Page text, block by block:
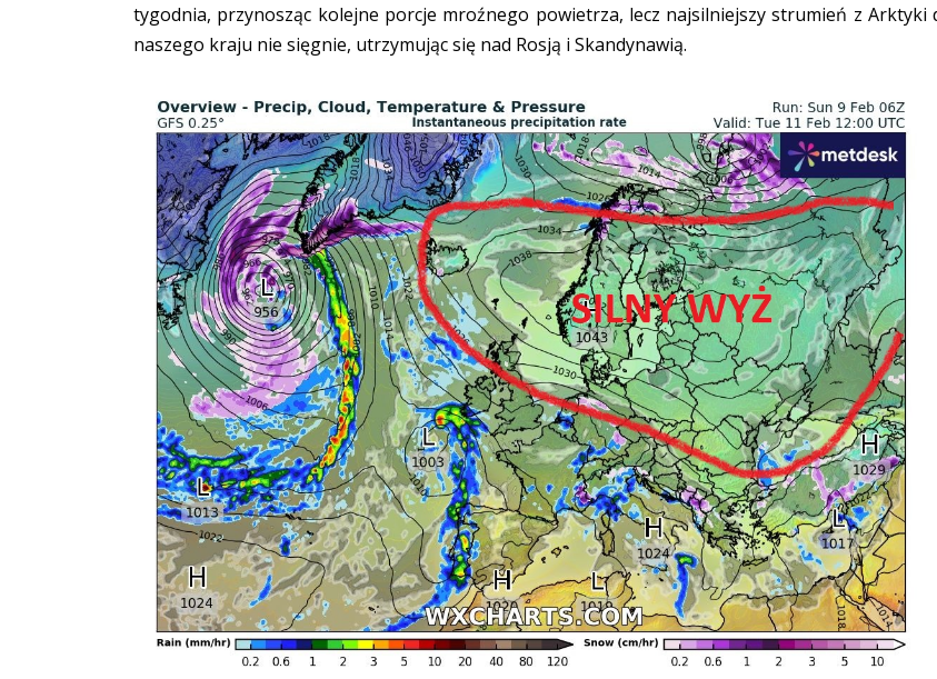
tygodnia, przynosząc kolejne porcje mroźnego powietrza, lecz najsilniejszy strumień z Arktyki
naszego kraju nie sięgnie, utrzymując się nad Rosją i Skandynawią.